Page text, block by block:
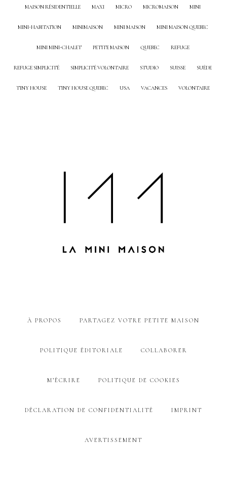
MAISON RÉSIDENTIELLE MAXI MICRO MICROMAISON MINI
MINI-HABITATION MINIMAISON MINI MAISON MINI MAISON QUEBEC
MINI MINI-CHALET PETITE MAISON QUEBEC REFUGE
REFUGE SIMPLICITÉ SIMPLICITÉ VOLONTAIRE STUDIO SUISSE SUÈDE
TINY HOUSE TINY HOUSE QUEBEC USA VACANCES VOLONTAIRE
À PROPOS PARTAGEZ VOTRE PETITE MAISON
POLITIQUE ÉDITORIALE COLLABORER
M’ÉCRIRE POLITIQUE DE COOKIES
DÉCLARATION DE CONFIDENTIALITÉ IMPRINT
AVERTISSEMENT